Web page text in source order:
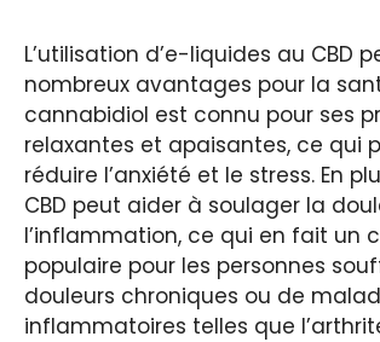
L’utilisation d’e-liquides au CBD
nombreux avantages pour la
cannabidiol est connu pour ses
relaxantes et apaisantes, ce qui
réduire l’anxiété et le stress. En
CBD peut aider à soulager la
l’inflammation, ce qui en fait un
populaire pour les personnes
douleurs chroniques ou de
inflammatoires telles que